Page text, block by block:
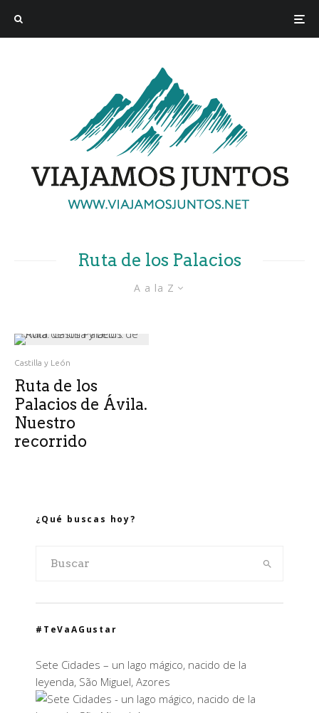
Ruta de los Palacios
A a la Z
Castilla y León
Ruta de los
Palacios de Ávila.
Nuestro
recorrido
¿Qué buscas hoy?
#TeVaAGustar
Sete Cidades – un lago mágico, nacido de la
leyenda, São Miguel, Azores